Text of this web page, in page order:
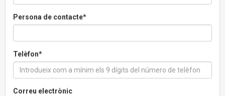
Persona de contacte*
Telèfon*
Correu electrònic